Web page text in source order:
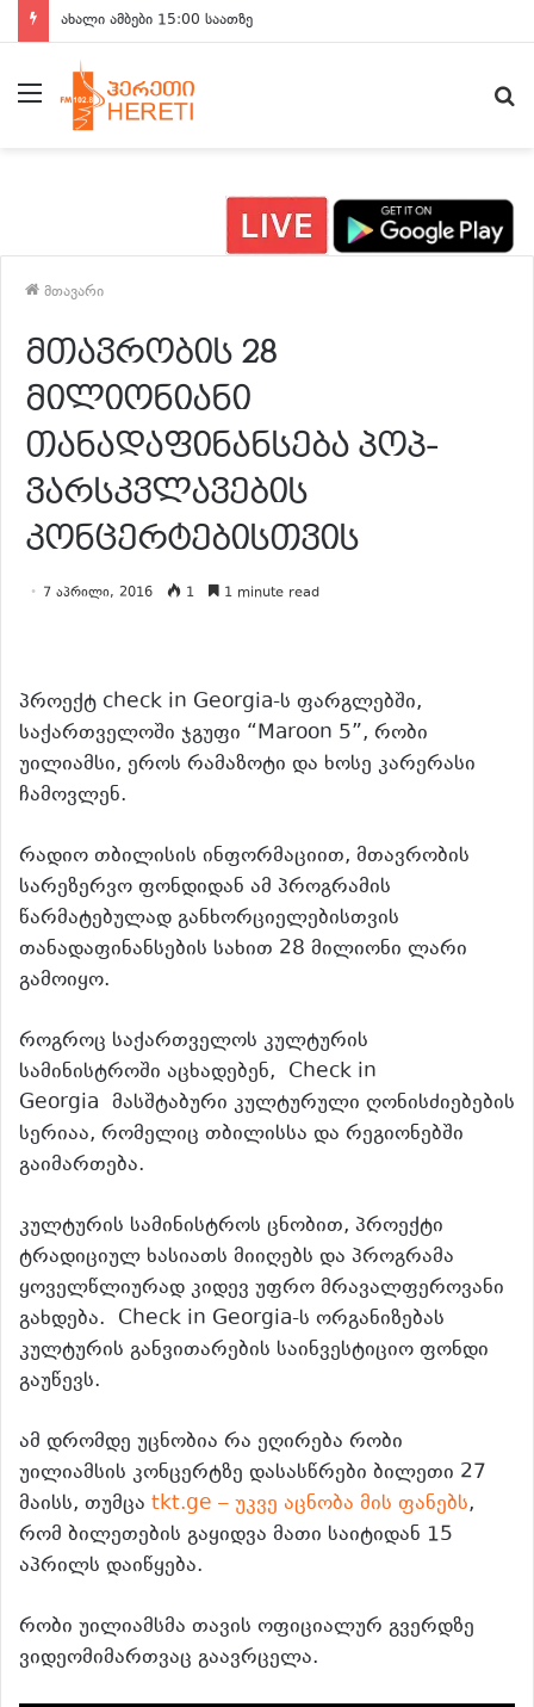
ახალი ამბები 15:00 საათზე
მენიუ
მთავარი
მთავრობის 28
მილიონიანი
თანადაფინანსება პოპ-
ვარსკვლავების
კონცერტებისთვის
7 აპრილი, 2016 1 1 minute read
პროექტ check in Georgia-ს ფარგლებში,
საქართველოში ჯგუფი “Maroon 5”, რობი
უილიამსი, ეროს რამაზოტი და ხოსე კარერასი
ჩამოვლენ.
რადიო თბილისის ინფორმაციით, მთავრობის
სარეზერვო ფონდიდან ამ პროგრამის
წარმატებულად განხორციელებისთვის
თანადაფინანსების სახით 28 მილიონი ლარი
გამოიყო.
როგროც საქართველოს კულტურის
სამინისტროში აცხადებენ, Check in
Georgia მასშტაბური კულტურული ღონისძიებების
სერიაა, რომელიც თბილისსა და რეგიონებში
გაიმართება.
კულტურის სამინისტროს ცნობით, პროექტი
ტრადიციულ ხასიათს მიიღებს და პროგრამა
ყოველწლიურად კიდევ უფრო მრავალფეროვანი
გახდება. Check in Georgia-ს ორგანიზებას
კულტურის განვითარების საინვესტიციო ფონდი
გაუწევს.
ამ დრომდე უცნობია რა ეღირება რობი
უილიამსის კონცერტზე დასასწრები ბილეთი 27
მაისს, თუმცა tkt.ge – უკვე აცნობა მის ფანებს,
რომ ბილეთების გაყიდვა მათი საიტიდან 15
აპრილს დაიწყება.
რობი უილიამსმა თავის ოფიციალურ გვერდზე
ვიდეომიმართვაც გაავრცელა.